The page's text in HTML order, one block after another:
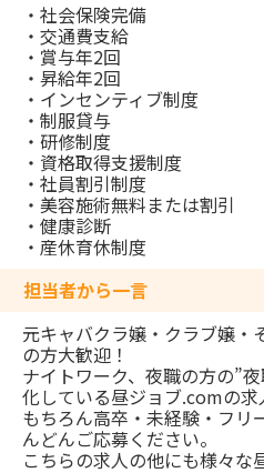
・社会保険完備
・交通費支給
・賞与年2回
・昇給年2回
・インセンティブ制度
・制服貸与
・研修制度
・資格取得支援制度
・社員割引制度
・美容施術無料または割引
・健康診断
・産休育休制度
担当者から一言
元キャバクラ嬢・クラブ嬢・
の方大歓迎！
ナイトワーク、夜職の方の”
化している昼ジョブ.comの求
もちろん高卒・未経験・フリ
んどんご応募ください。
こちらの求人の他にも様々な